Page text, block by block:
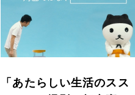
「あたらしい生活のスス